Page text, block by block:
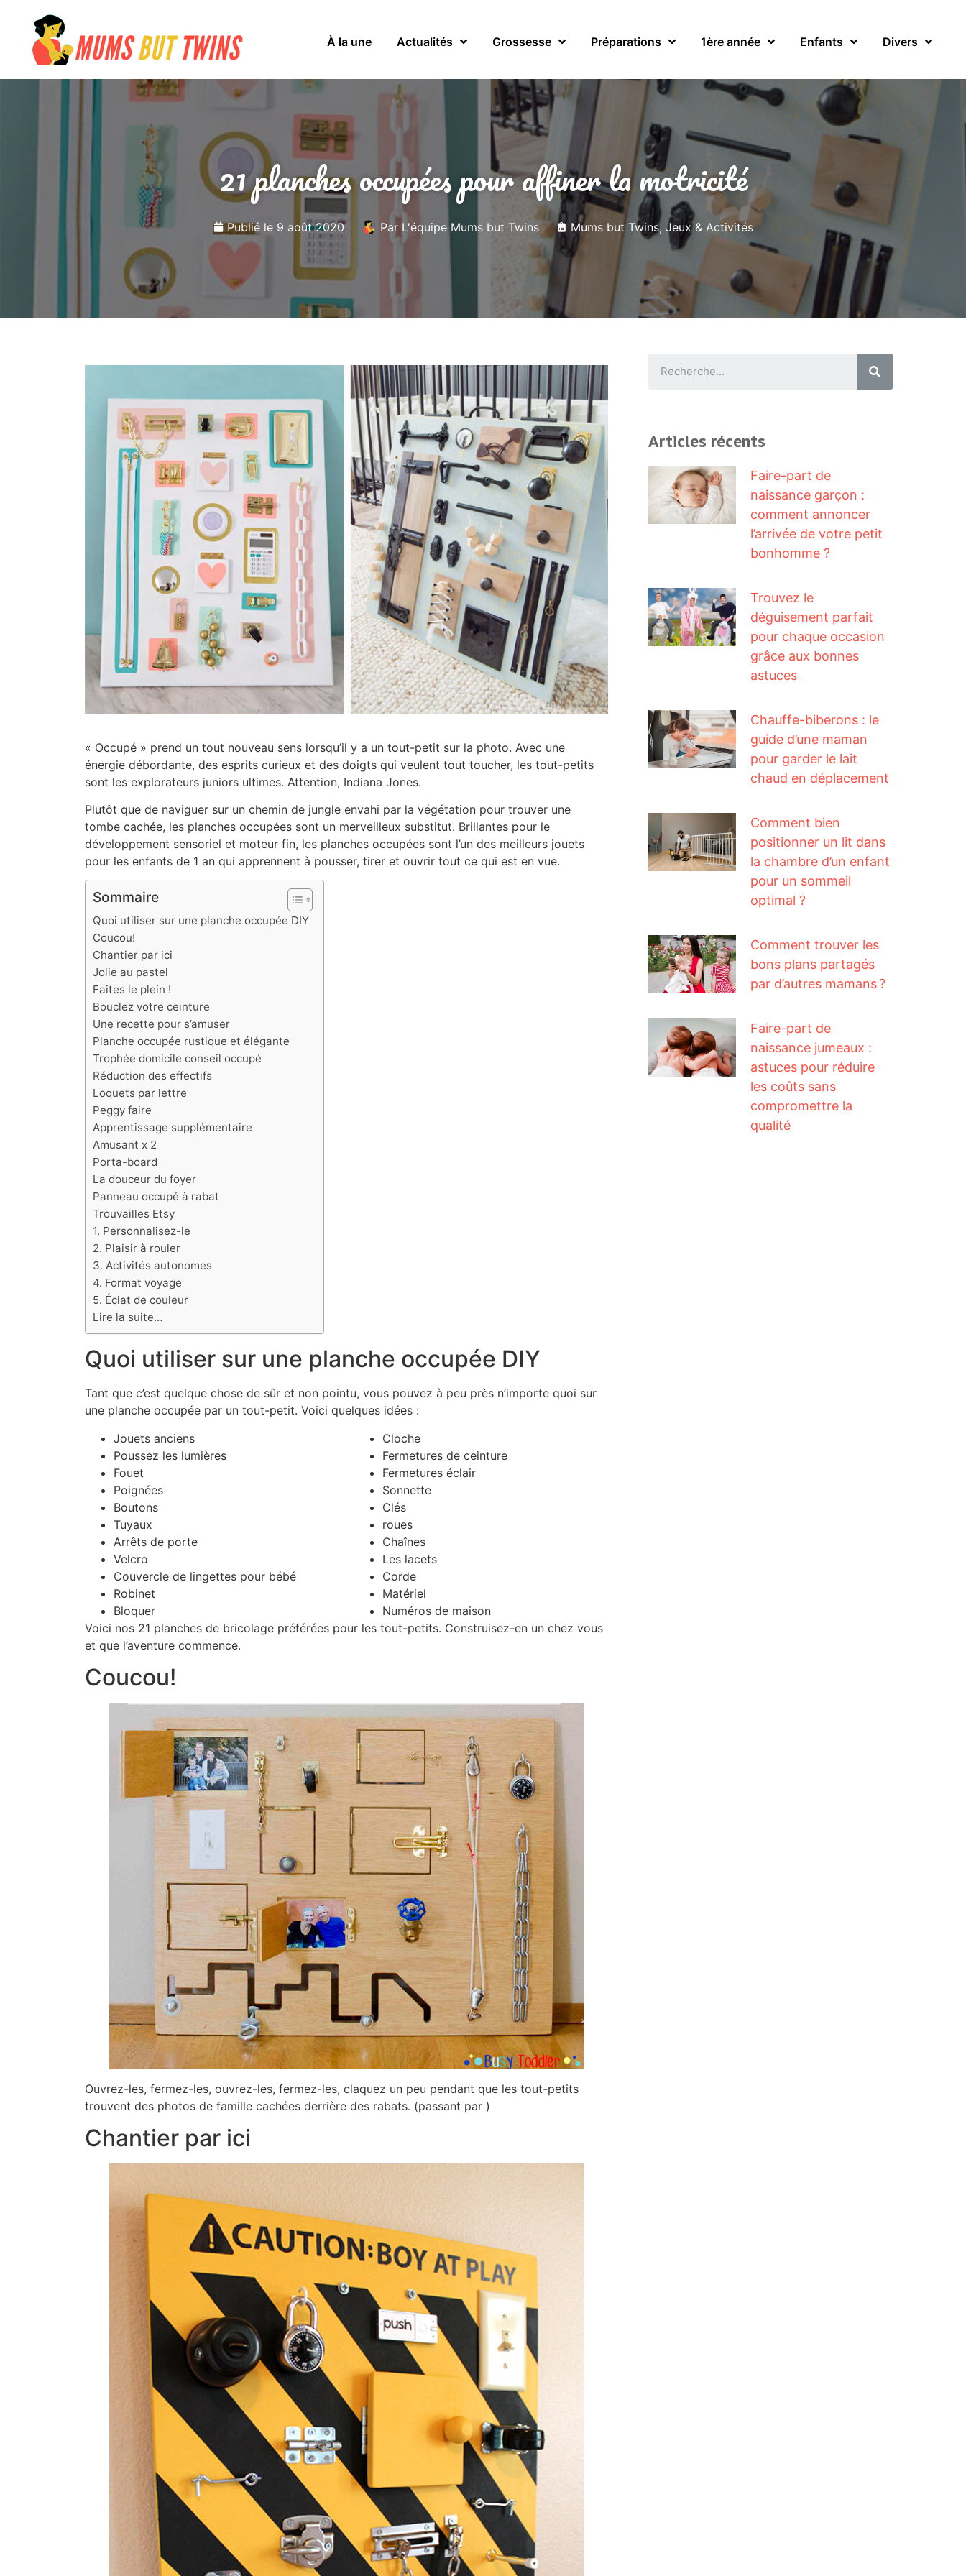
À la une Actualités Grossesse Préparations 1ère année Enfants Divers
21 planches occupées pour affiner la motricité
Publié le9 août 2020 ParL'équipe Mums but Twins Mums but Twins, Jeux & Activités
« Occupé » prend un tout nouveau sens lorsqu’il y a un tout-petit sur la photo. Avec une
énergie débordante, des esprits curieux et des doigts qui veulent tout toucher, les tout-petits
sont les explorateurs juniors ultimes. Attention, Indiana Jones.
Plutôt que de naviguer sur un chemin de jungle envahi par la végétation pour trouver une
tombe cachée, les planches occupées sont un merveilleux substitut. Brillantes pour le
développement sensoriel et moteur fin, les planches occupées sont l’un des meilleurs jouets
pour les enfants de 1 an qui apprennent à pousser, tirer et ouvrir tout ce qui est en vue.
Sommaire
Quoi utiliser sur une planche occupée DIY
Coucou!
Chantier par ici
Jolie au pastel
Faites le plein !
Bouclez votre ceinture
Une recette pour s’amuser
Planche occupée rustique et élégante
Trophée domicile conseil occupé
Réduction des effectifs
Loquets par lettre
Peggy faire
Apprentissage supplémentaire
Amusant x 2
Porta-board
La douceur du foyer
Panneau occupé à rabat
Trouvailles Etsy
1. Personnalisez-le
2. Plaisir à rouler
3. Activités autonomes
4. Format voyage
5. Éclat de couleur
Lire la suite…
Quoi utiliser sur une planche occupée DIY
Tant que c’est quelque chose de sûr et non pointu, vous pouvez à peu près n’importe quoi sur
une planche occupée par un tout-petit. Voici quelques idées :
Jouets anciens
Poussez les lumières
Fouet
Poignées
Boutons
Tuyaux
Arrêts de porte
Velcro
Couvercle de lingettes pour bébé
Robinet
Bloquer
Cloche
Fermetures de ceinture
Fermetures éclair
Sonnette
Clés
roues
Chaînes
Les lacets
Corde
Matériel
Numéros de maison
Voici nos 21 planches de bricolage préférées pour les tout-petits. Construisez-en un chez vous
et que l’aventure commence.
Coucou!
Ouvrez-les, fermez-les, ouvrez-les, fermez-les, claquez un peu pendant que les tout-petits
trouvent des photos de famille cachées derrière des rabats. (passant par )
Chantier par ici
Articles récents
Faire-part de
naissance garçon :
comment annoncer
l’arrivée de votre petit
bonhomme ?
Trouvez le
déguisement parfait
pour chaque occasion
grâce aux bonnes
astuces
Chauffe-biberons : le
guide d’une maman
pour garder le lait
chaud en déplacement
Comment bien
positionner un lit dans
la chambre d’un enfant
pour un sommeil
optimal ?
Comment trouver les
bons plans partagés
par d’autres mamans ?
Faire-part de
naissance jumeaux :
astuces pour réduire
les coûts sans
compromettre la
qualité